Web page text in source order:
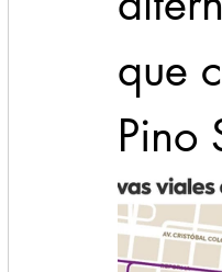
que
Pino